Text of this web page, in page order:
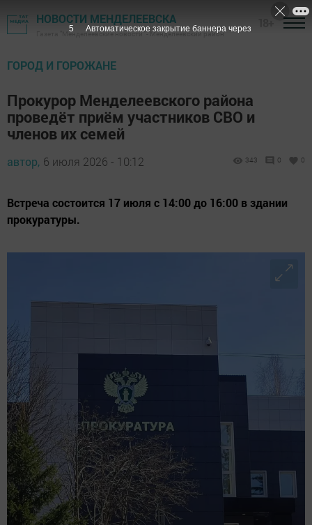
НОВОСТИ МЕНДЕЛЕЕВСКА
Газета "Менделеевские новости" - Менделеевский район
ГОРОД И ГОРОЖАНЕ
Прокурор Менделеевского района
проведёт приём участников СВО и
членов их семей
автор, 6 июля 2026 - 10:12 343 0 0
Встреча состоится 17 июля с 14:00 до 16:00 в здании
прокуратуры.
3 Автоматическое закрытие баннера через